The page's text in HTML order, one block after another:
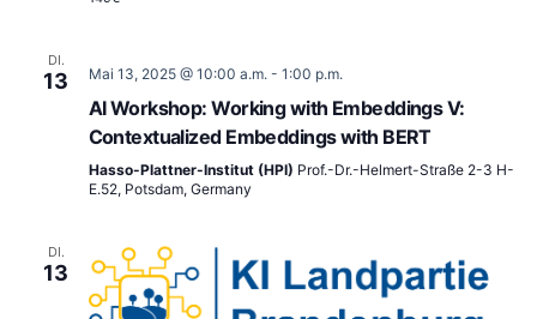
DI.
13 Mai 13, 2025 @ 10:00 a.m.- 1:00 p.m.
AI Workshop: Working with Embeddings V:
Contextualized Embeddings with BERT
Hasso-Plattner-Institut (HPI) Prof.-Dr.-Helmert-Straße 2-3 H-
E.52, Potsdam, Germany
DI.
13